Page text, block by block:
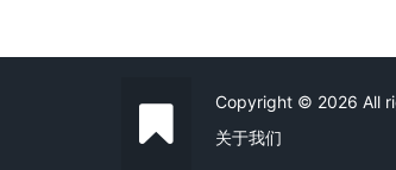
Copyright © 2026 All
关于我们